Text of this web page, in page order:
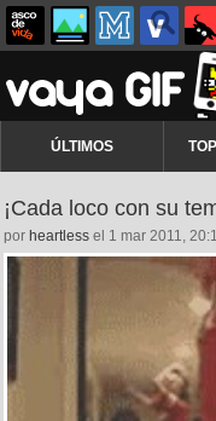
ÚLTIMOS TOP
¡Cada loco con su
por heartless el 1 mar 2011,